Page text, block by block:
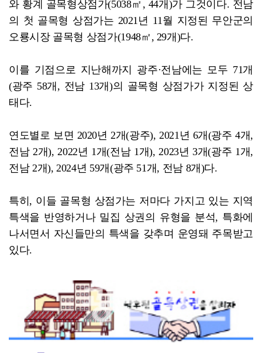
와 황계 골목형상점가(5038㎡, 44개)가 그것이다. 전남
의 첫 골목형 상점가는 2021년 11월 지정된 무안군의
오룡시장 골목형 상점가(1948㎡, 29개)다.
이를 기점으로 지난해까지 광주·전남에는 모두 71개
(광주 58개, 전남 13개)의 골목형 상점가가 지정된 상
태다.
연도별로 보면 2020년 2개(광주), 2021년 6개(광주 4개,
전남 2개), 2022년 1개(전남 1개), 2023년 3개(광주 1개,
전남 2개), 2024년 59개(광주 51개, 전남 8개)다.
특히, 이들 골목형 상점가는 저마다 가지고 있는 지역
특색을 반영하거나 밀집 상권의 유형을 분석, 특화에
나서면서 자신들만의 특색을 갖추며 운영돼 주목받고
있다.